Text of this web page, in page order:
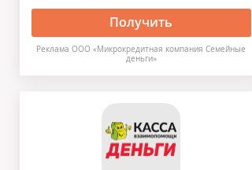
Получить
Реклама ООО «Микрокредитная компания Семейные
деньги»